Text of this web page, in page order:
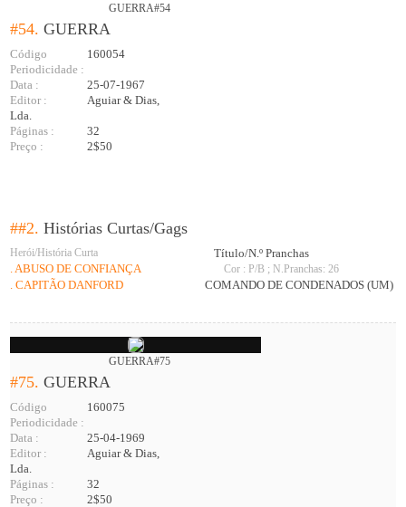
GUERRA#54
#54.GUERRA
Código
160054
Periodicidade :
Data :
25-07-1967
Editor :
Aguiar & Dias,
Lda.
Páginas :
32
Preço :
2$50
##2.Histórias Curtas/Gags
Herói/História Curta
Título/N.º Pranchas
. ABUSO DE CONFIANÇA
Cor : P/B ; N.Pranchas: 26
. CAPITÃO DANFORD COMANDO DE CONDENADOS (UM)
GUERRA#75
#75.GUERRA
Código
160075
Periodicidade :
Data :
25-04-1969
Editor :
Aguiar & Dias,
Lda.
Páginas :
32
Preço :
2$50